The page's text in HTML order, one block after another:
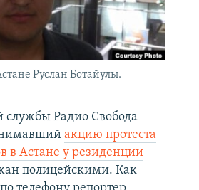
KITABXANASI
STANDARTLARIMIZ
Руслан Ботайулы.
службы Радио Свобода
акцию протеста
в Астане у резиденции
полицейскими. Как